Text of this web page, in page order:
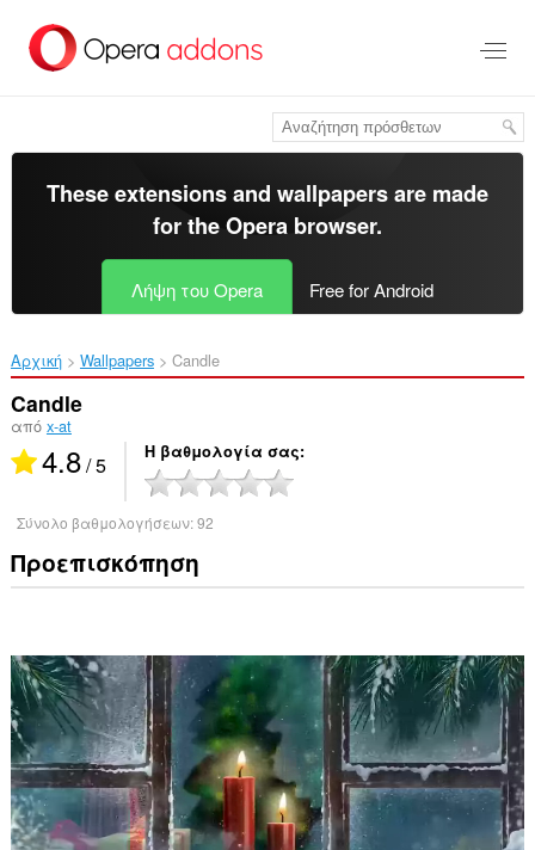
στο
κύριο
These extensions and wallpapers are made
for theOpera browser.
Λήψη του Opera Free for Android
Αρχική Wallpapers Candle‎
Candle
από x-at
4.8/ 5 Η βαθμολογία σας
Σύνολο βαθμολογήσεων:92
Προεπισκόπηση